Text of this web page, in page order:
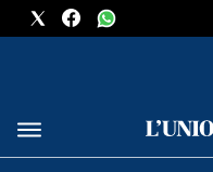
METEO